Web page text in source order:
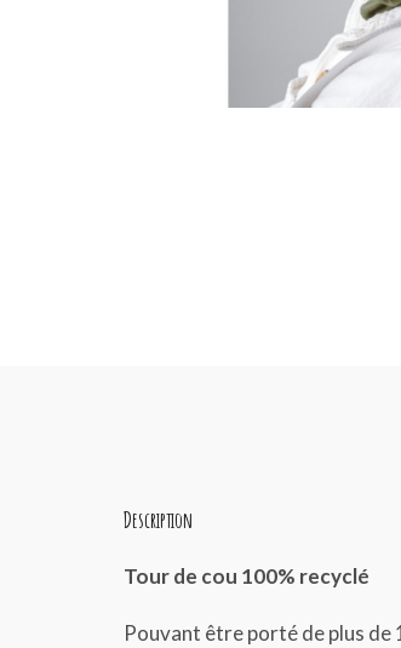
Description
Tour de cou 100% recyclé
Pouvant être porté de plus